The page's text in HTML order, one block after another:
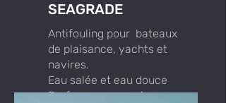
SEAGRADE
Antifouling pour bateaux
de plaisance, yachts et
navires.
Eau salée et eau douce
Performance maximum